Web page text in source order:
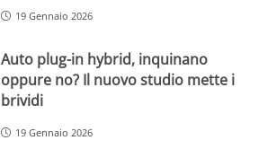
19 Gennaio 2026
Auto plug-in hybrid, inquinano
oppure no? Il nuovo studio mette i
brividi
19 Gennaio 2026